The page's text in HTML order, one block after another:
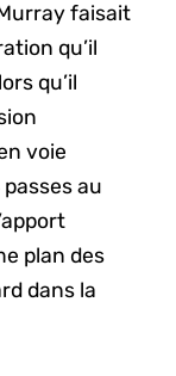
faisait
qu’il
qu’il
voie
au
plan des
dans la